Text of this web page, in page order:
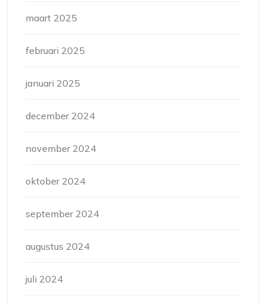
maart 2025
februari 2025
januari 2025
december 2024
november 2024
oktober 2024
september 2024
augustus 2024
juli 2024